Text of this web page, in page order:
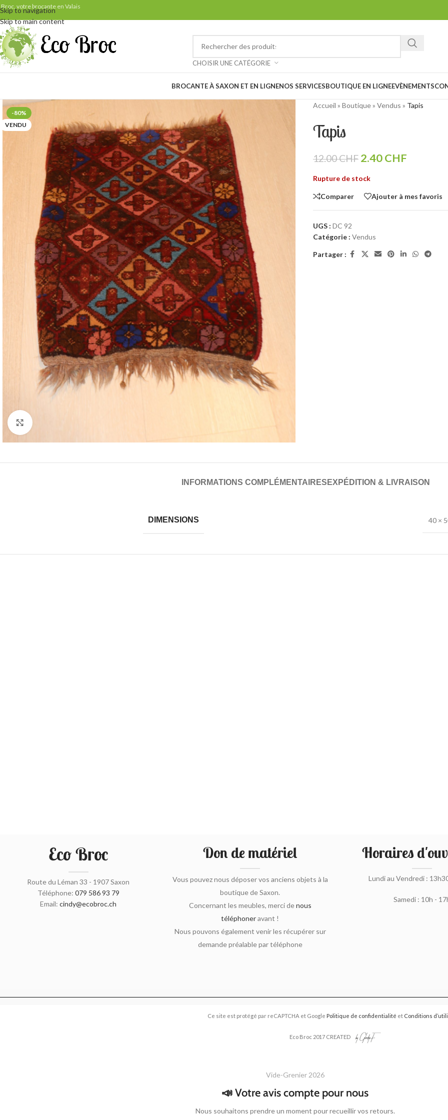
Skip to navigation
Skip to main content
Broc, votre brocante en Valais
CHOISIR UNE CATÉGORIE
BROCANTE À SAXON ET EN LIGNENOS SERVICESBOUTIQUE EN LIGNEEVÈNEMENTS
-80%
VENDU
Accueil » Boutique» Vendus » Tapis
Tapis
12.00CHF 2.40CHF
Rupture de stock
Comparer Ajouter à mes favoris
UGS : DC 92
Catégorie : Vendus
Partager :
INFORMATIONS COMPLÉMENTAIRES EXPÉDITION & LIVRAISON
DIMENSIONS 40 ×
Eco Broc
Route du Léman 33 - 1907 Saxon
Téléphone: 079 586 93 79
Email:cindy@ecobroc.ch
Don de matériel
Vous pouvez nous déposer vos anciens objets à la
boutique de Saxon.
Concernant les meubles, merci denous
téléphoneravant !
Nous pouvons également venir les récupérer sur
demande préalable par téléphone
Horaires
Lundi au Vendredi :
Samedi : 10h -
Ce site est protégé par reCAPTCHA et Google Politique de confidentialité et Conditions
Eco Broc 2017 CREATED
Vide-Grenier 2026
📣 Votre avis compte pour nous
Nous souhaitons prendre un moment pour recueillir vos retours.